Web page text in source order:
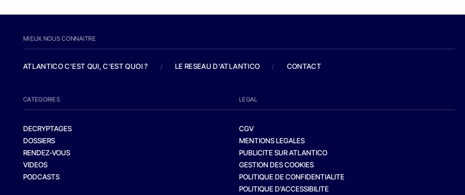
MIEUX NOUS CONNAITRE
ATLANTICO C'EST QUI, C'EST QUOI ? / LE RESEAU D'ATLANTICO / CONTACT
CATEGORIES
DECRYPTAGES
DOSSIERS
RENDEZ-VOUS
VIDEOS
PODCASTS
LEGAL
CGV
MENTIONS LEGALES
PUBLICITE SUR ATLANTICO
GESTION DES COOKIES
POLITIQUE DE CONFIDENTIALITE
POLITIQUE D’ACCESSIBILITE